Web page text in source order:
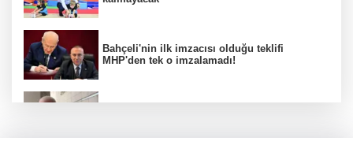
Bahçeli'nin ilk imzacısı olduğu teklifi
MHP'den tek o imzalamadı!